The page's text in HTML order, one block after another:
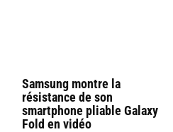
Samsung montre la
résistance de son
smartphone pliable Galaxy
Fold en vidéo